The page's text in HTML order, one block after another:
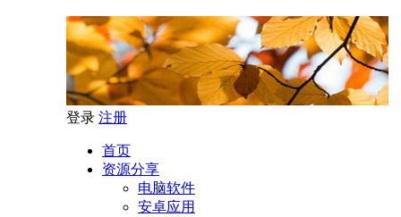
登录 注册
首页
资源分享
电脑软件
安卓应用